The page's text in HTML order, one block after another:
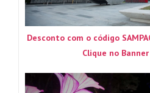
Desconto com o código
Clique no Banner